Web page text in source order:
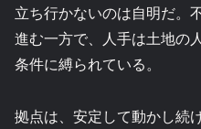
立ち行かないのは自明だ。
進む一方で、人手は土地の
条件に縛られている。
拠点は、安定して動かし続